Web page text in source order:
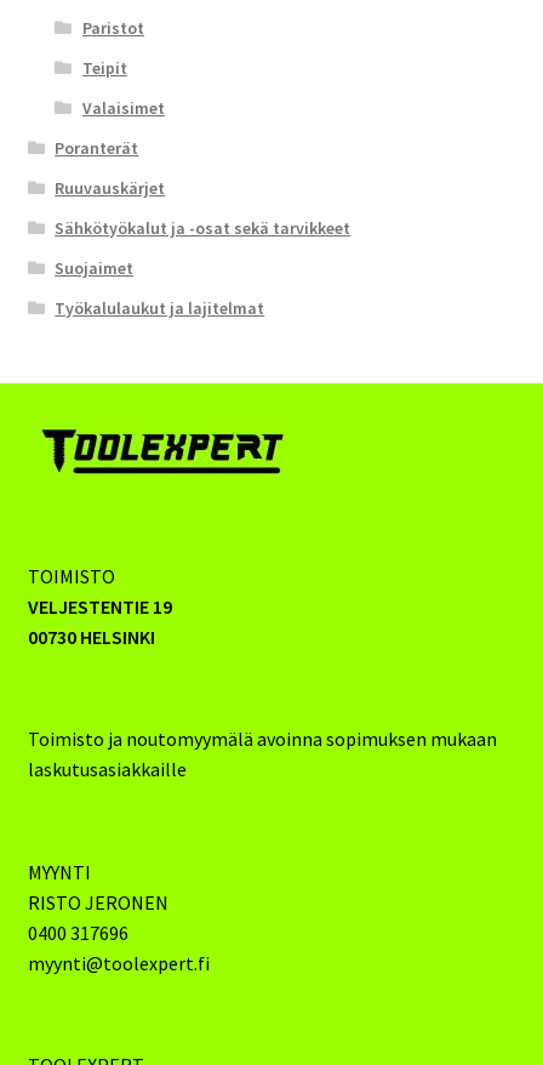
Paristot
Teipit
Valaisimet
Poranterät
Ruuvauskärjet
Sähkötyökalut ja -osat sekä tarvikkeet
Suojaimet
Työkalulaukut ja lajitelmat
TOIMISTO
VELJESTENTIE 19
00730 HELSINKI
Toimisto ja noutomyymälä avoinna sopimuksen mukaan
laskutusasiakkaille
MYYNTI
RISTO JERONEN
0400 317696
myynti@toolexpert.fi